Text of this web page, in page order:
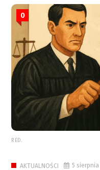
0
RED.
AKTUALNOŚCI 5 sierpnia